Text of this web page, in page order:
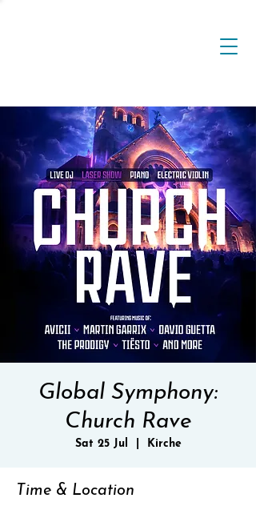
Global Symphony:
Church Rave
Sat 25 Jul Kirche
Time & Location